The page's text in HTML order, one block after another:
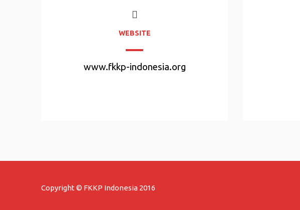
WEBSITE
www.fkkp-indonesia.org
Copyright © FKKP Indonesia 2016